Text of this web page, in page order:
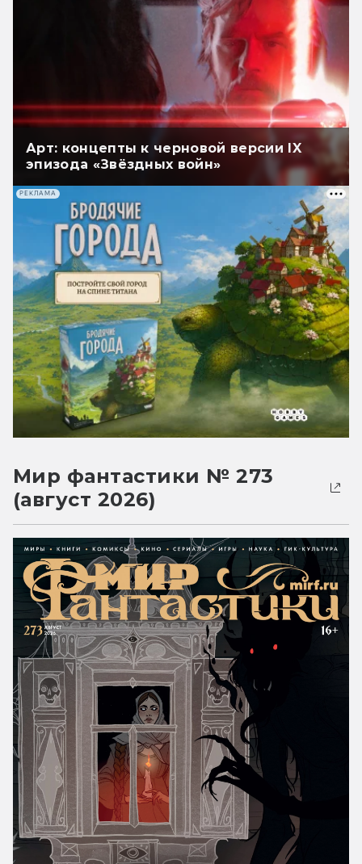
Арт: концепты к черновой версии IX
эпизода «Звёздных войн»
РЕКЛАМА
Мир фантастики № 273
(август 2026)